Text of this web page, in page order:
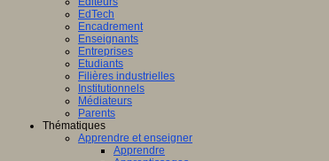
EdTech
Encadrement
Enseignants
Entreprises
Etudiants
Filières industrielles
Institutionnels
Médiateurs
Parents
Thématiques
Apprendre et enseigner
Apprendre